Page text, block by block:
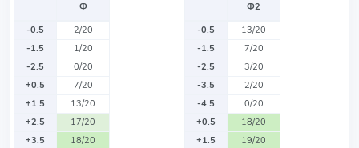
Ф
-0.5
2/20
-1.5
1/20
-2.5
0/20
+0.5
7/20
+1.5
13/20
+2.5
17/20
+3.5
18/20
Ф2
-0.5
13/20
-1.5
7/20
-2.5
3/20
-3.5
2/20
-4.5
0/20
+0.5
18/20
+1.5
19/20